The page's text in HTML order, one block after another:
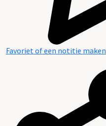
Favoriet of een notitie maken